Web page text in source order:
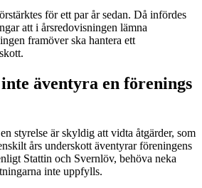
för ett par år sedan. Då infördes
att i årsredovisningen lämna
framöver ska hantera ett
äventyra en förenings
styrelse är skyldig att vidta åtgärder, som
års underskott äventyrar föreningens
Stattin och Svernlöv, behöva neka
inte uppfylls.